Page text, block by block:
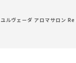
ユルヴェーダ アロマサロン